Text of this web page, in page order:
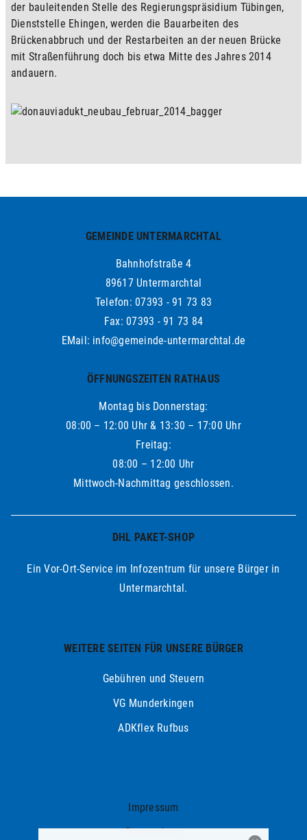
der bauleitenden Stelle des Regierungspräsidium Tübingen,
Dienststelle Ehingen, werden die Bauarbeiten des
Brückenabbruch und der Restarbeiten an der neuen Brücke
mit Straßenführung doch bis etwa Mitte des Jahres 2014
andauern.
GEMEINDE UNTERMARCHTAL
Bahnhofstraße 4
89617 Untermarchtal
Telefon: 07393 - 91 73 83
Fax: 07393 - 91 73 84
EMail: info@gemeinde-untermarchtal.de
ÖFFNUNGSZEITEN RATHAUS
Montag bis Donnerstag:
08:00 – 12:00 Uhr & 13:30 – 17:00 Uhr
Freitag:
08:00 – 12:00 Uhr
Mittwoch-Nachmittag geschlossen.
DHL PAKET-SHOP
Ein Vor-Ort-Service im Infozentrum für unsere Bürger in
Untermarchtal.
WEITERE SEITEN FÜR UNSERE BÜRGER
Gebühren und Steuern
VG Munderkingen
ADKflex Rufbus
Impressum
Datenschutz